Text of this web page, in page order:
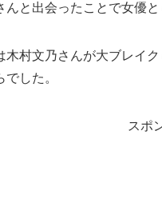
んと出会ったことで女優
木村文乃さんが大ブレイ
した。
スポ